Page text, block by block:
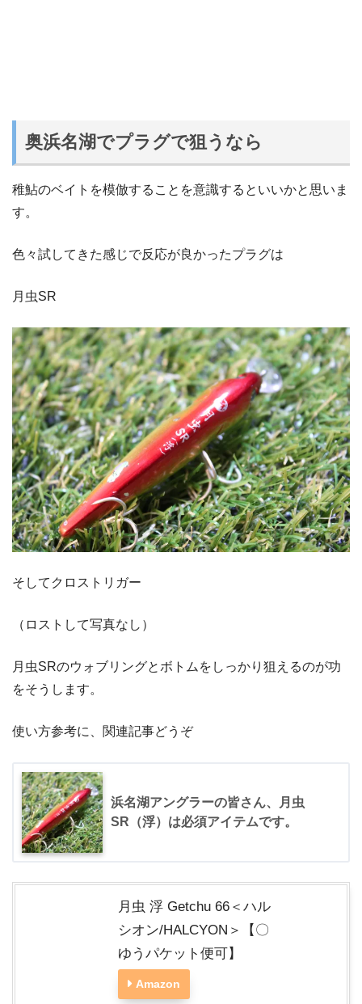
奥浜名湖でプラグで狙うなら
稚鮎のベイトを模倣することを意識するといいかと思いま
す。
色々試してきた感じで反応が良かったプラグは
月虫SR
そしてクロストリガー
（ロストして写真なし）
月虫SRのウォブリングとボトムをしっかり狙えるのが功
をそうします。
使い方参考に、関連記事どうぞ
浜名湖アングラーの皆さん、月虫
SR（浮）は必須アイテムです。
月虫 浮 Getchu 66＜ハル
シオン/HALCYON＞【〇
ゆうパケット便可】
Amazon